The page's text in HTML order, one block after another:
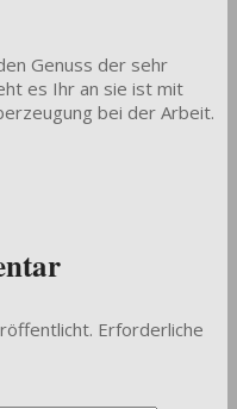
Genuss der sehr
es Ihr an sie ist mit
bei der Arbeit.
Erforderliche